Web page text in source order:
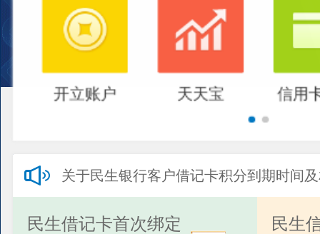
开立账户 天天宝 信用
关于民生银行客户借记卡积分到期时间
公告
民生借记卡首次绑定
民生